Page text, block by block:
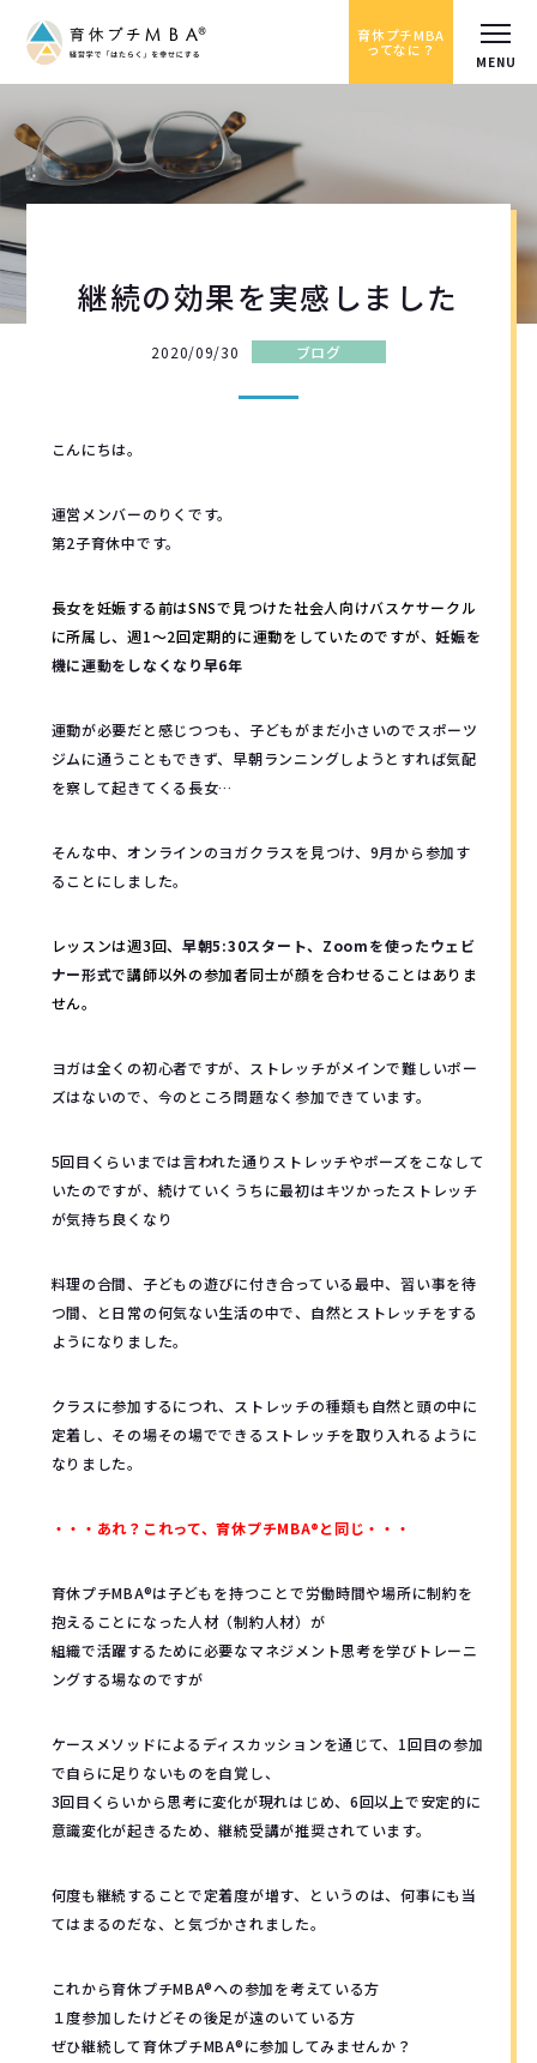
育休プチMBA
ってなに？
継続の効果を実感しました
2020/09/30 ブログ
こんにちは。
運営メンバーのりくです。
第2子育休中です。
長女を妊娠する前はSNSで見つけた社会人向けバスケサークル
に所属し、週1〜2回定期的に運動をしていたのですが、妊娠を
機に運動をしなくなり早6年
運動が必要だと感じつつも、子どもがまだ小さいのでスポーツ
ジムに通うこともできず、早朝ランニングしようとすれば気配
を察して起きてくる長女…
そんな中、オンラインのヨガクラスを見つけ、9月から参加す
ることにしました。
レッスンは週3回、早朝5:30スタート、Zoomを使ったウェビ
ナー形式で講師以外の参加者同士が顔を合わせることはありま
せん。
ヨガは全くの初心者ですが、ストレッチがメインで難しいポー
ズはないので、今のところ問題なく参加できています。
5回目くらいまでは言われた通りストレッチやポーズをこなして
いたのですが、続けていくうちに最初はキツかったストレッチ
が気持ち良くなり
料理の合間、子どもの遊びに付き合っている最中、習い事を待
つ間、と日常の何気ない生活の中で、自然とストレッチをする
ようになりました。
クラスに参加するにつれ、ストレッチの種類も自然と頭の中に
定着し、その場その場でできるストレッチを取り入れるように
なりました。
・・・あれ？これって、育休プチMBA®︎と同じ・・・
育休プチMBA®︎は子どもを持つことで労働時間や場所に制約を
抱えることになった人材（制約人材）が
組織で活躍するために必要なマネジメント思考を学びトレーニ
ングする場なのですが
ケースメソッドによるディスカッションを通じて、1回目の参加
で自らに足りないものを自覚し、
3回目くらいから思考に変化が現れはじめ、6回以上で安定的に
意識変化が起きるため、継続受講が推奨されています。
何度も継続することで定着度が増す、というのは、何事にも当
てはまるのだな、と気づかされました。
これから育休プチMBA®︎への参加を考えている方
１度参加したけどその後足が遠のいている方
ぜひ継続して育休プチMBA®︎に参加してみませんか？